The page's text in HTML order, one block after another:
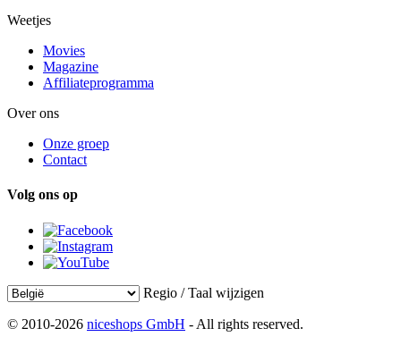
Weetjes
Movies
Magazine
Affiliateprogramma
Over ons
Onze groep
Contact
Volg ons op
Regio / Taal wijzigen
© 2010-2026 niceshops GmbH - All rights reserved.